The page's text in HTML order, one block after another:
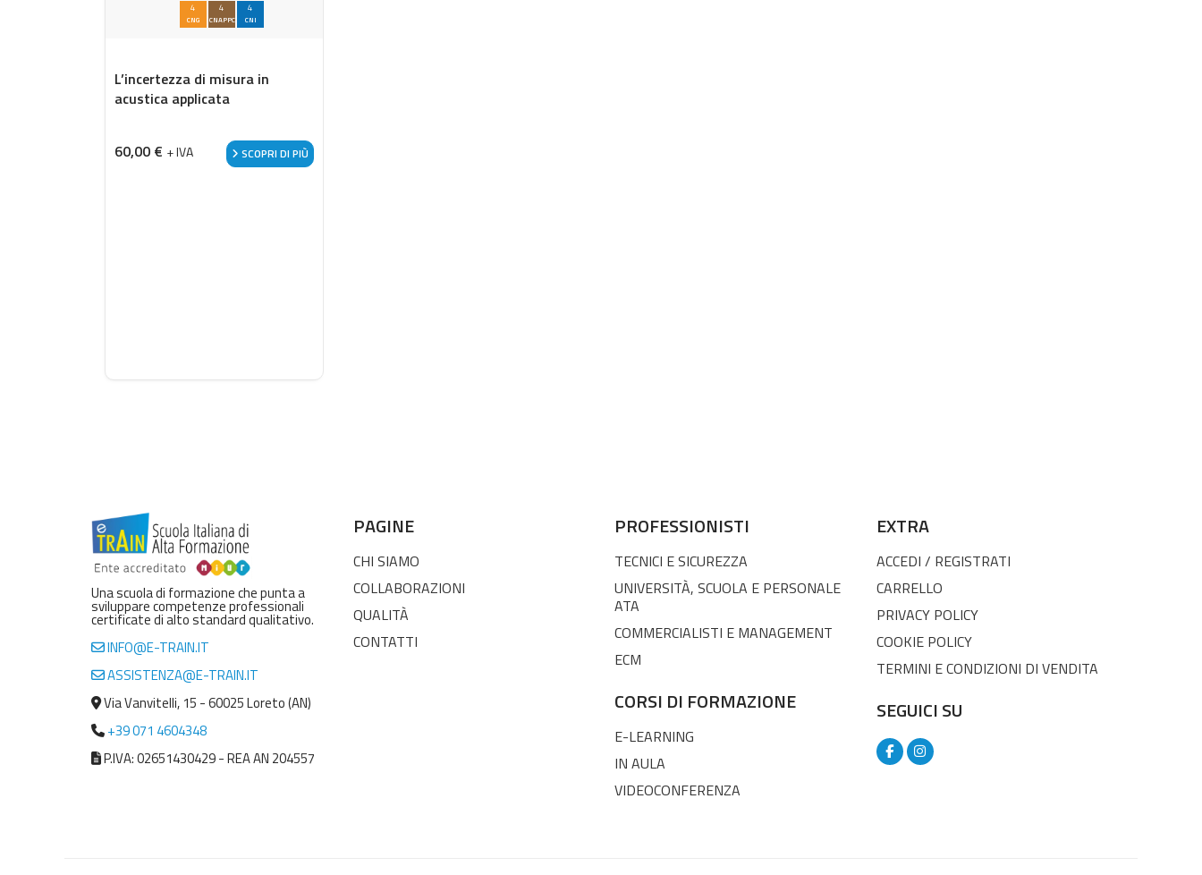
4
CNG
4
CNAPPC
4
CNI
L’incertezza di misura in
acustica applicata
60,00 € + IVA SCOPRI DI PIÙ
Una scuola di formazione che punta a
sviluppare competenze professionali
certificate di alto standard qualitativo.
INFO@E-TRAIN.IT
ASSISTENZA@E-TRAIN.IT
Via Vanvitelli, 15 - 60025 Loreto (AN)
+39 071 4604348
P.IVA: 02651430429 - REA AN 204557
PAGINE
CHI SIAMO
COLLABORAZIONI
QUALITÀ
CONTATTI
PROFESSIONISTI
TECNICI E SICUREZZA
UNIVERSITÀ, SCUOLA E PERSONALE
ATA
COMMERCIALISTI E MANAGEMENT
ECM
CORSI DI FORMAZIONE
E-LEARNING
IN AULA
VIDEOCONFERENZA
EXTRA
ACCEDI / REGISTRATI
CARRELLO
PRIVACY POLICY
COOKIE POLICY
TERMINI E CONDIZIONI DI VENDITA
SEGUICI SU